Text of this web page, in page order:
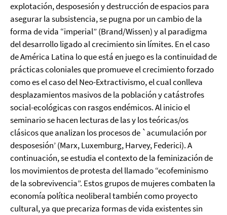
explotación, desposesión y destrucción de espacios para
asegurar la subsistencia, se pugna por un cambio de la
forma de vida “imperial” (Brand/Wissen) y al paradigma
del desarrollo ligado al crecimiento sin límites. En el caso
de América Latina lo que está en juego es la continuidad de
prácticas coloniales que promueve el crecimiento forzado
como es el caso del Neo-Extractivismo, el cual conlleva
desplazamientos masivos de la población y catástrofes
social-ecológicas con rasgos endémicos. Al inicio el
seminario se hacen lecturas de las y los teóricas/os
clásicos que analizan los procesos de `acumulación por
desposesión’ (Marx, Luxemburg, Harvey, Federici). A
continuación, se estudia el contexto de la feminización de
los movimientos de protesta del llamado “ecofeminismo
de la sobrevivencia”. Estos grupos de mujeres combaten la
economía política neoliberal también como proyecto
cultural, ya que precariza formas de vida existentes sin